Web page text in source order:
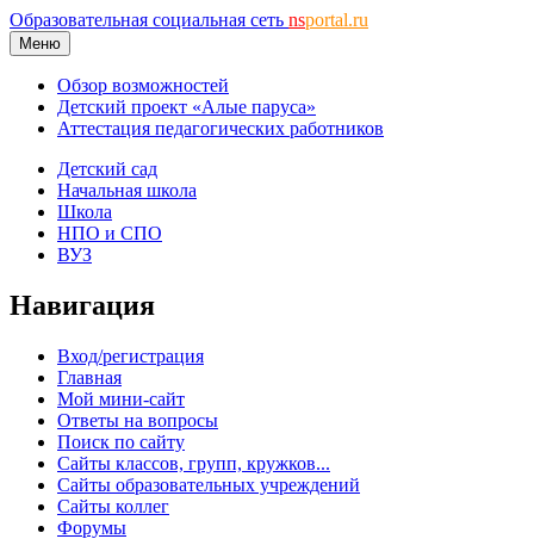
Образовательная социальная сеть nsportal.ru
Меню
Обзор возможностей
Детский проект «Алые паруса»
Аттестация педагогических работников
Детский сад
Начальная школа
Школа
НПО и СПО
ВУЗ
Навигация
Вход/регистрация
Главная
Мой мини-сайт
Ответы на вопросы
Поиск по сайту
Сайты классов, групп, кружков...
Сайты образовательных учреждений
Сайты коллег
Форумы